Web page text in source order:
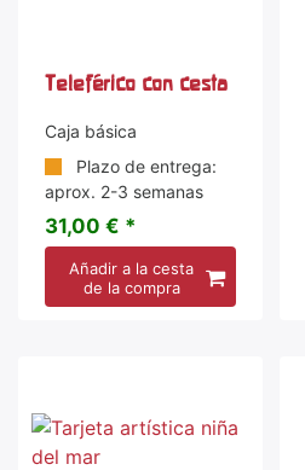
Teleférico con cesta
Caja básica
Plazo de entrega:
aprox. 2-3 semanas
31,00 € *
Añadir a la cesta
de la compra